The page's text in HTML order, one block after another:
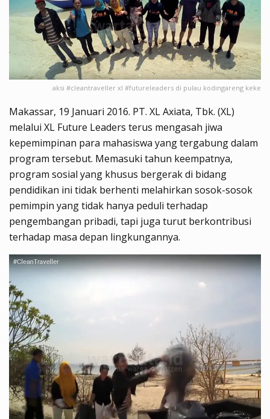
aksi #cleantraveller xl #futureleaders di pulau kodingareng keke
Makassar, 19 Januari 2016. PT. XL Axiata, Tbk. (XL)
melalui XL Future Leaders terus mengasah jiwa
kepemimpinan para mahasiswa yang tergabung dalam
program tersebut. Memasuki tahun keempatnya,
program sosial yang khusus bergerak di bidang
pendidikan ini tidak berhenti melahirkan sosok-sosok
pemimpin yang tidak hanya peduli terhadap
pengembangan pribadi, tapi juga turut berkontribusi
terhadap masa depan lingkungannya.